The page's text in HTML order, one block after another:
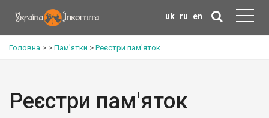
uk ru en
Головна > > Пам'ятки > Реєстри пам'яток
Реєстри пам'яток